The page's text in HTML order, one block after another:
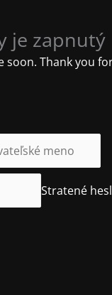
je zapnutý
soon. Thank you
Stratené